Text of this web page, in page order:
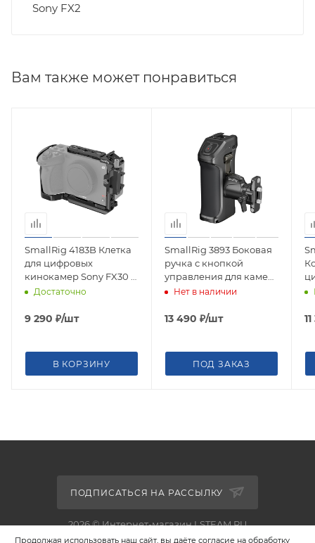
Продолжая использовать наш сайт, вы даёте согласие на обработку
Sony FX2
Вам также может понравиться
SmallRig 4183B Клетка
для цифровых
кинокамер Sony FX30 /
FX3Достаточно
9 290 ₽/шт
В КОРЗИНУ
SmallRig 3893 Боковая
ручка с кнопкой
управления для камер
Sony (крепление NATO)
Нет в наличии
13 490 ₽/шт
ПОД ЗАКАЗ
ПОДПИСАТЬСЯ НА РАССЫЛКУ
2026 © Интернет-магазин LSTEAM.RU